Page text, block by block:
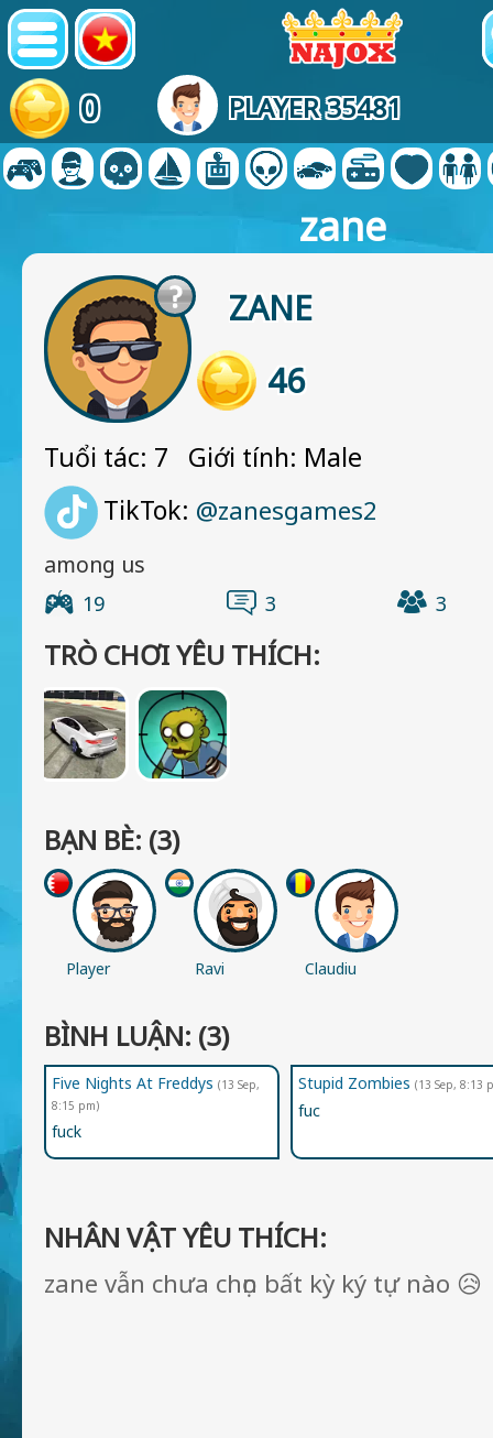
0 PLAYER 35481
zane
ZANE
46
Tuổi tác: 7 Giới tính: Male
TikTok: @zanesgames2
among us
19 3 3
TRÒ CHƠI YÊU THÍCH:
BẠN BÈ: (3)
Player
Ravi
Claudiu
BÌNH LUẬN: (3)
Five Nights At Freddys (13 Sep,
8:15 pm)
fuck
Stupid Zombies (13 Sep, 8:13
fuc
NHÂN VẬT YÊU THÍCH:
zane vẫn chưa chọn bất kỳ ký tự nào 😥